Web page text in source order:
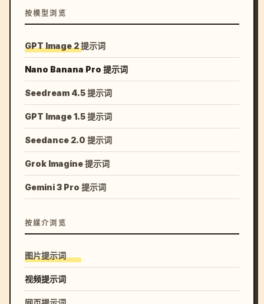
按模型浏览
GPT Image 2 提示词
Nano Banana Pro 提示词
Seedream 4.5 提示词
GPT Image 1.5 提示词
Seedance 2.0 提示词
Grok Imagine 提示词
Gemini 3 Pro 提示词
按媒介浏览
图片提示词
视频提示词